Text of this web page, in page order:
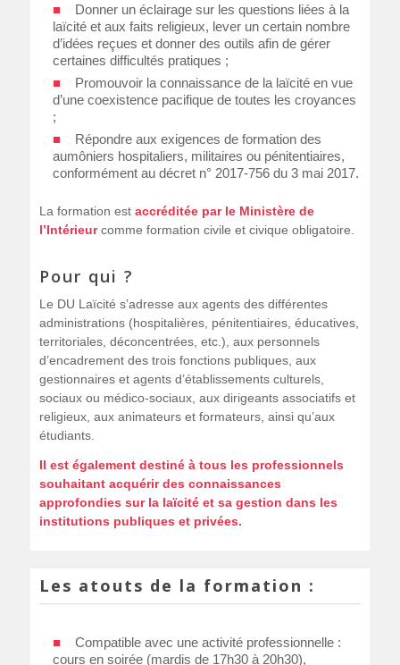
Donner un éclairage sur les questions liées à la
laïcité et aux faits religieux, lever un certain nombre
d’idées reçues et donner des outils afin de gérer
certaines difficultés pratiques ;
Promouvoir la connaissance de la laïcité en vue
d’une coexistence pacifique de toutes les croyances
;
Répondre aux exigences de formation des
aumôniers hospitaliers, militaires ou pénitentiaires,
conformément au décret n° 2017-756 du 3 mai 2017.
La formation est accréditée par le Ministère de
l’Intérieurcomme formation civile et civique obligatoire.
Pour qui ?
Le DU Laïcité s’adresse aux agents des différentes
administrations (hospitalières, pénitentiaires, éducatives,
territoriales, déconcentrées, etc.), aux personnels
d’encadrement des trois fonctions publiques, aux
gestionnaires et agents d’établissements culturels,
sociaux ou médico-sociaux, aux dirigeants associatifs et
religieux, aux animateurs et formateurs, ainsi qu’aux
étudiants.
Il est également destiné à tous les professionnels
souhaitant acquérir des connaissances
approfondies sur la laïcité et sa gestion dans les
institutions publiques et privées.
Les atouts de la formation :
Compatible avec une activité professionnelle :
cours en soirée (mardis de 17h30 à 20h30),